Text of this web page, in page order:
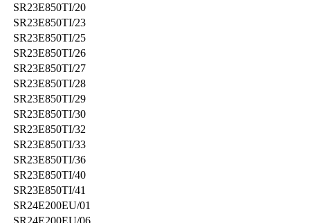
SR23E850TI/20
SR23E850TI/23
SR23E850TI/25
SR23E850TI/26
SR23E850TI/27
SR23E850TI/28
SR23E850TI/29
SR23E850TI/30
SR23E850TI/32
SR23E850TI/33
SR23E850TI/36
SR23E850TI/40
SR23E850TI/41
SR24E200EU/01